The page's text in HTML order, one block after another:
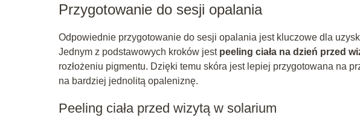
Przygotowanie do sesji opalania
Odpowiednie przygotowanie do sesji opalania jest kluczowe dla
Jednym z podstawowych kroków jest peeling ciała na dzień przed
rozłożeniu pigmentu. Dzięki temu skóra jest lepiej przygotowana na
na bardziej jednolitą opaleniznę.
Peeling ciała przed wizytą w solarium